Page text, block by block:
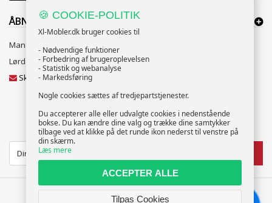
ÅBNINGSTIDER:
Mandag til Fredag 10:00 til 18:00
Lørdag og Søndag 10:00 til 16:00
Skriv til vores kundeservice
NYHEDSBREV
🍪 COOKIE-POLITIK
Xl-Mobler.dk bruger cookies til
- Nødvendige funktioner
- Forbedring af brugeroplevelsen
- Statistik og webanalyse
- Markedsføring
Nogle cookies sættes af tredjepartstjenester.
Du accepterer alle eller udvalgte cookies i nedenstående
bokse. Du kan ændre dine valg og trække dine samtykker
tilbage ved at klikke på det runde ikon nederst til venstre på
din skærm.
Læs mere
ACCEPTER ALLE
Tilpas Cookies